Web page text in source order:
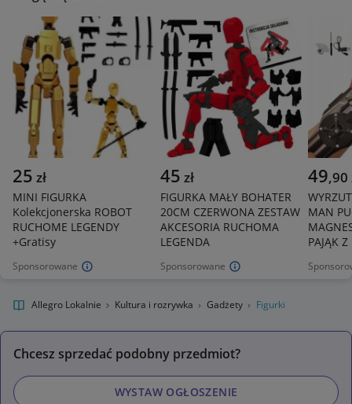
Sponsorowane
25 zł
MINI FIGURKA
Kolekcjonerska ROBOT
RUCHOME LEGENDY
+Gratisy
Sponsorowane
45 zł
FIGURKA MAŁY BOHATER
20CM CZERWONA ZESTAW
AKCESORIA RUCHOMA
LEGENDA
49,90
MAN
PAJĄK
Allegro Lokalnie Kultura i rozrywka Gadżety Figurki
Chcesz sprzedać podobny przedmiot?
WYSTAW OGŁOSZENIE